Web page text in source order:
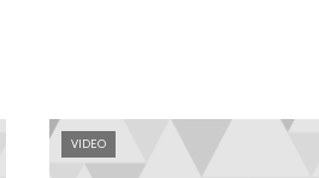
VIDEO